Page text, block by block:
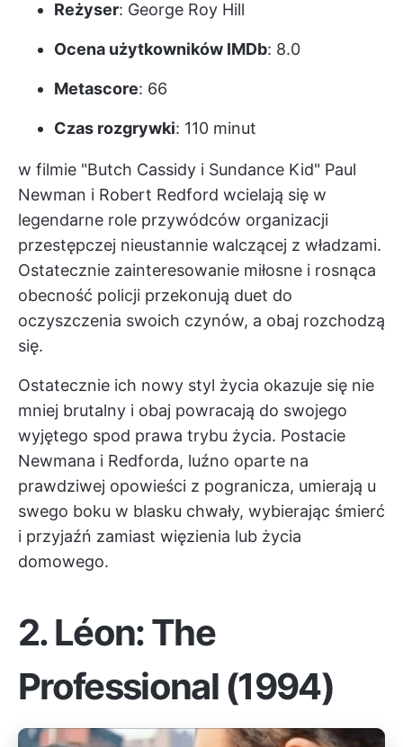
Reżyser: George Roy Hill
Ocena użytkowników IMDb: 8.0
Metascore: 66
Czas rozgrywki: 110 minut
w filmie "Butch Cassidy i Sundance Kid" Paul
Newman i Robert Redford wcielają się w
legendarne role przywódców organizacji
przestępczej nieustannie walczącej z władzami.
Ostatecznie zainteresowanie miłosne i rosnąca
obecność policji przekonują duet do
oczyszczenia swoich czynów, a obaj rozchodzą
się.
Ostatecznie ich nowy styl życia okazuje się nie
mniej brutalny i obaj powracają do swojego
wyjętego spod prawa trybu życia. Postacie
Newmana i Redforda, luźno oparte na
prawdziwej opowieści z pogranicza, umierają u
swego boku w blasku chwały, wybierając śmierć
i przyjaźń zamiast więzienia lub życia
domowego.
2.Léon: The
Professional (1994)